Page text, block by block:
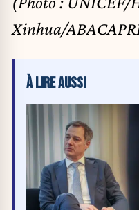
Xinhua/
À LIRE AUSSI